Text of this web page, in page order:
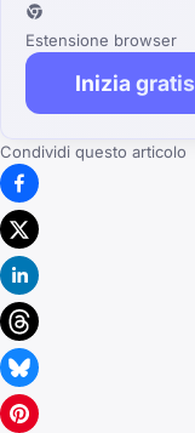
Estensione browser
Inizia gratis
Condividi questo articolo